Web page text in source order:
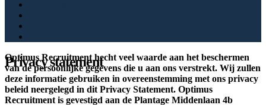
Privacy statement
Optimus Recruitment hecht veel waarde aan het beschermen
van de persoonlijke gegevens die u aan ons verstrekt. Wij zullen
deze informatie gebruiken in overeenstemming met ons privacy
beleid neergelegd in dit Privacy Statement. Optimus
Recruitment is gevestigd aan de Plantage Middenlaan 4b